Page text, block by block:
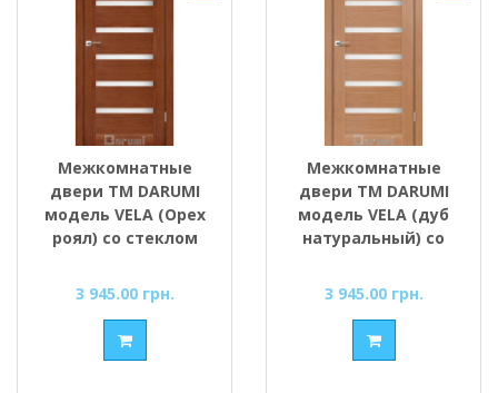
Межкомнатные
двери ТМ DARUMI
модель VELA (Орех
роял) со стеклом
3 945.00 грн.
Межкомнатные
двери ТМ DARUMI
модель VELA (дуб
натуральный) со
3 945.00 грн.